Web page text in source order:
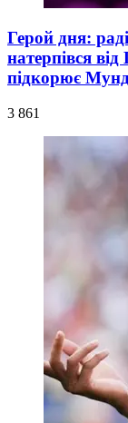
Герой дня:
натерпівся
підкорює
3 861